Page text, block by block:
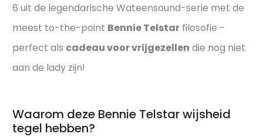
6 uit de legendarische Wateensound-serie met de
meest to-the-point Bennie Telstar filosofie -
perfect als cadeau voor vrijgezellen die nog niet
aan de lady zijn!
Waarom deze Bennie Telstar wijsheid
tegel hebben?